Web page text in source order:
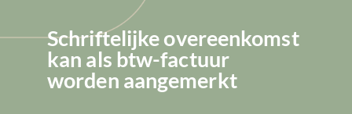
Schriftelijke overeenkomst
kan als btw-factuur
worden aangemerkt